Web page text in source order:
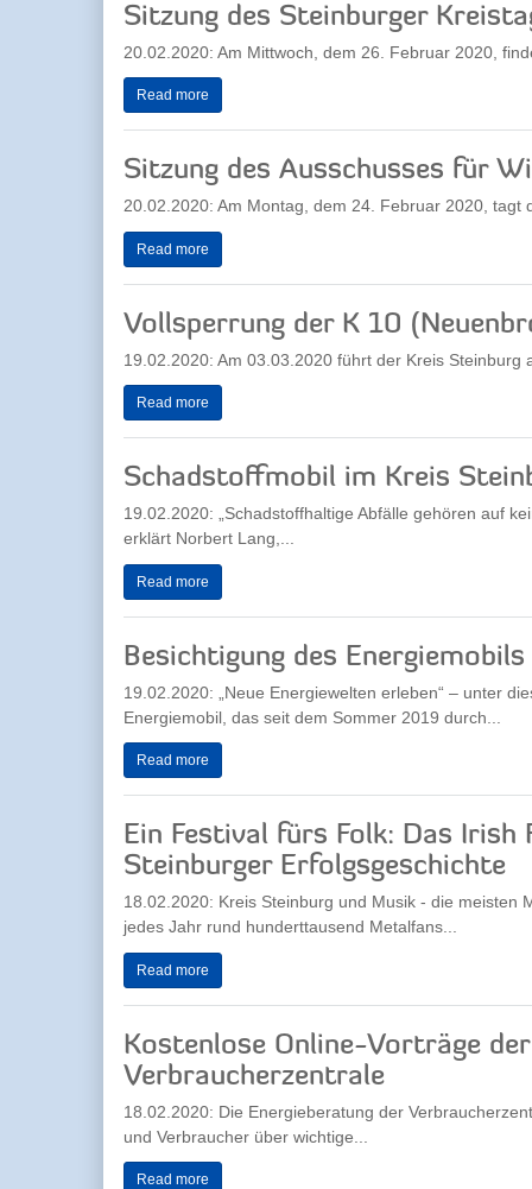
Sitzung des Steinburger
20.02.2020: Am Mittwoch, dem 26. Februar 2020,
Read more
Sitzung des Ausschusses für
20.02.2020: Am Montag, dem 24. Februar 2020,
Read more
Vollsperrung der K 10
19.02.2020: Am 03.03.2020 führt der Kreis
Read more
Schadstoffmobil im Kreis
19.02.2020: „Schadstoffhaltige Abfälle gehören auf
erklärt Norbert Lang,...
Read more
Besichtigung des
19.02.2020: „Neue Energiewelten erleben“ – unter
Energiemobil, das seit dem Sommer 2019 durch...
Read more
Ein Festival fürs Folk: Das Irish
Steinburger Erfolgsgeschichte
18.02.2020: Kreis Steinburg und Musik - die meisten
jedes Jahr rund hunderttausend Metalfans...
Read more
Kostenlose Online-Vorträge
Verbraucherzentrale
18.02.2020: Die Energieberatung der
und Verbraucher über wichtige...
Read more